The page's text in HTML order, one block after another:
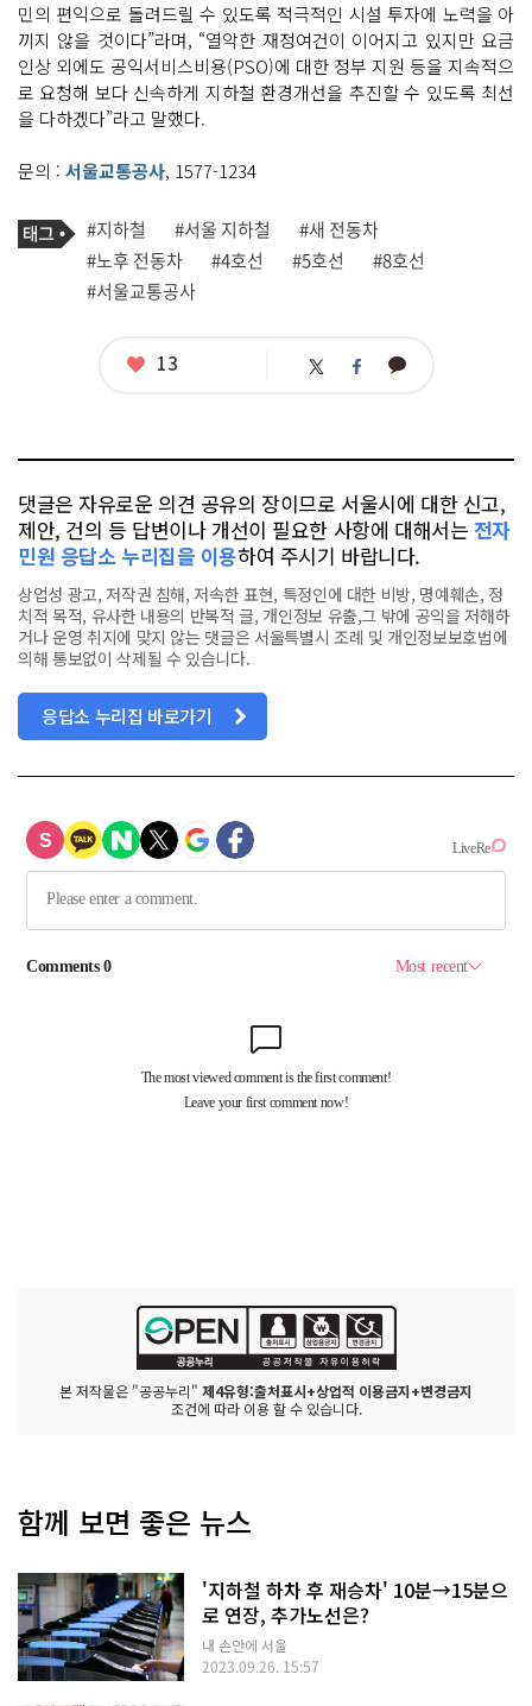
민의 편익으로 돌려드릴 수 있도록 적극적인 시설 투자에 노력을 아
끼지 않을 것이다”라며, “열악한 재정여건이 이어지고 있지만 요금
인상 외에도 공익서비스비용(PSO)에 대한 정부 지원 등을 지속적으
로 요청해 보다 신속하게 지하철 환경개선을 추진할 수 있도록 최선
을 다하겠다”라고 말했다.
문의 : 서울교통공사, 1577-1234
기
사
관
련
태
태
그
#지하철 #서울 지하철
#새 전동차
#노후 전동차
#4호선 #5호선
#8호선
#서울교통공사
좋
13 트 페 카
댓글은 자유로운 의견 공유의 장이므로 서울시에 대한 신고,
제안, 건의 등 답변이나 개선이 필요한 사항에 대해서는 전자
민원 응답소 누리집을 이용하여 주시기 바랍니다.
상업성 광고, 저작권 침해, 저속한 표현, 특정인에 대한 비방, 명예훼손, 정
치적 목적, 유사한 내용의 반복적 글, 개인정보 유출,그 밖에 공익을 저해하
거나 운영 취지에 맞지 않는 댓글은 서울특별시 조례 및 개인정보보호법에
의해 통보없이 삭제될 수 있습니다.
응답소 누리집 바로가기
본 저작물은 "공공누리" 제4유형:출처표시+상업적 이용금지+변경금지
조건에 따라 이용 할 수 있습니다.
함께 보면 좋은 뉴스
'지하철 하차 후 재승차' 10분→15분으
로 연장, 추가노선은?
내 손안에 서울
2023.09.26. 15:57